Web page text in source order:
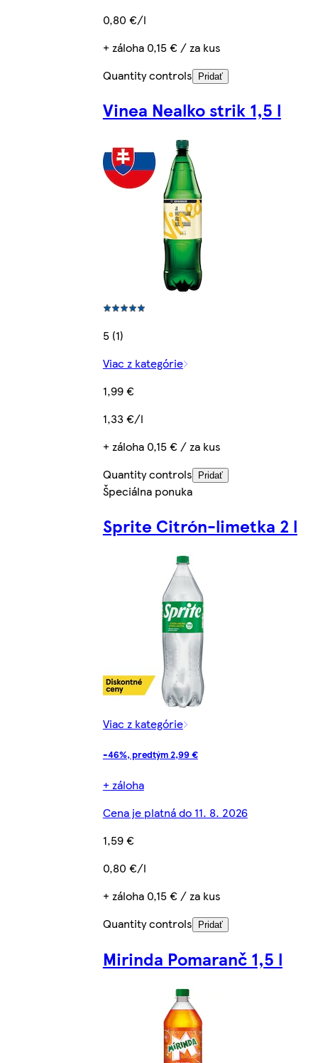
0,80 €/l
+ záloha 0,15 € / za kus
Quantity controls
Pridať
Vinea Nealko strik 1,5 l
5 (1)
Viac z kategórie
1,99 €
1,33 €/l
+ záloha 0,15 € / za kus
Quantity controls
Pridať
Špeciálna ponuka
Sprite Citrón-limetka 2 l
Viac z kategórie
-46%, predtým 2,99 €
+ záloha
Cena je platná do 11. 8. 2026
1,59 €
0,80 €/l
+ záloha 0,15 € / za kus
Quantity controls
Pridať
Mirinda Pomaranč 1,5 l